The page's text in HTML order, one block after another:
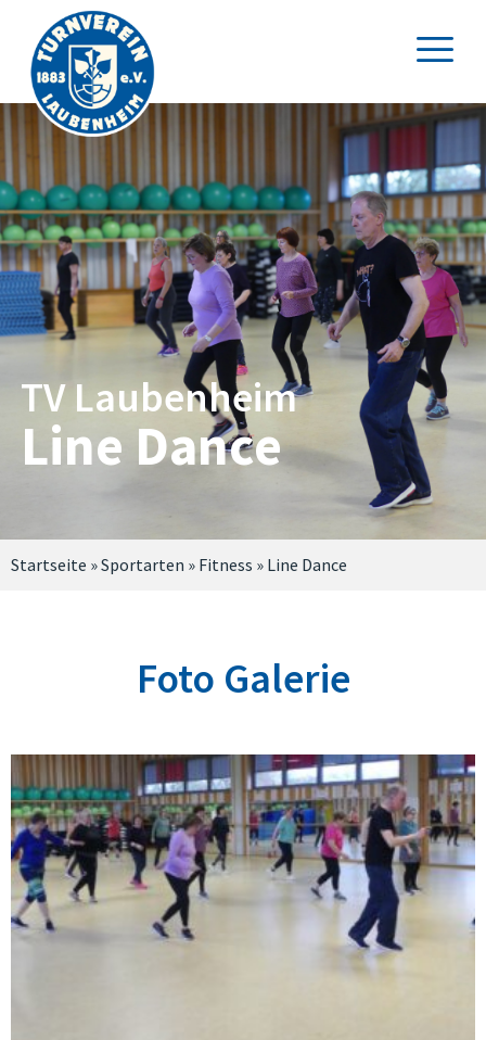
TV Laubenheim
Line Dance
Startseite »Sportarten » Fitness » Line Dance
Foto Galerie